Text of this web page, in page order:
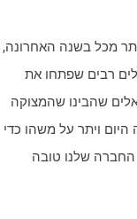
מכל בשנה האחרונה,
רבים שפתחו את
שהבינו שהמצוקה
ויתר על משהו כדי
שלנו טובה